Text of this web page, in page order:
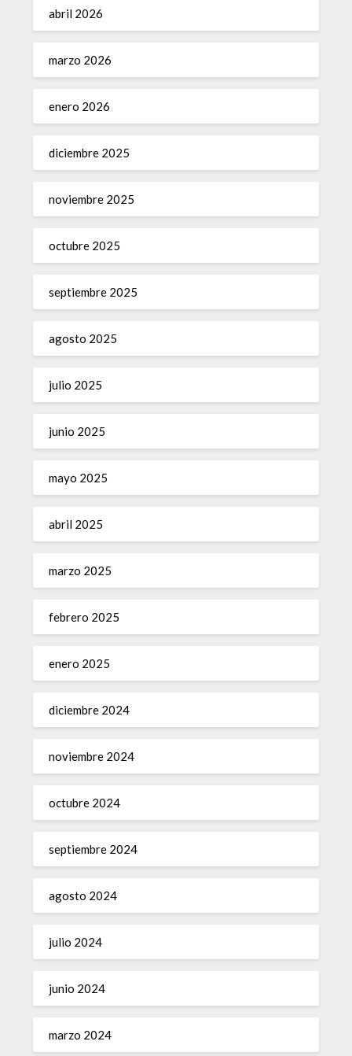
abril 2026
marzo 2026
enero 2026
diciembre 2025
noviembre 2025
octubre 2025
septiembre 2025
agosto 2025
julio 2025
junio 2025
mayo 2025
abril 2025
marzo 2025
febrero 2025
enero 2025
diciembre 2024
noviembre 2024
octubre 2024
septiembre 2024
agosto 2024
julio 2024
junio 2024
marzo 2024